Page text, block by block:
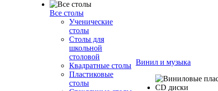
Все столы
Ученические
столы
Столы для
школьной
столовой
Квадратные столы
Пластиковые
столы
Винил и музыка